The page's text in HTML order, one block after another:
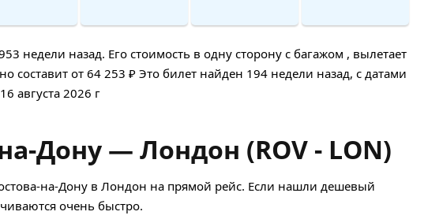
назад. Его стоимость в одну сторону с багажом , вылетает
от 64 253 ₽ Это билет найден 194 недели назад, с датами
августа 2026 г
Дону — Лондон (ROV - LON)
на-Дону в Лондон на прямой рейс. Если нашли дешевый
очень быстро.